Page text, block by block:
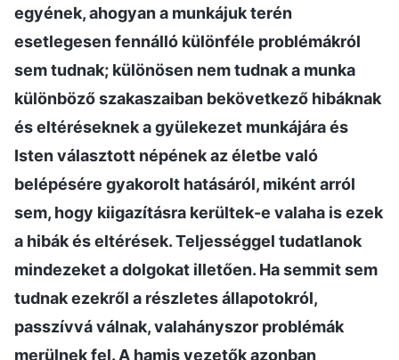
egyének, ahogyan a munkájuk terén
esetlegesen fennálló különféle problémákról
sem tudnak; különösen nem tudnak a munka
különböző szakaszaiban bekövetkező hibáknak
és eltéréseknek a gyülekezet munkájára és
Isten választott népének az életbe való
belépésére gyakorolt hatásáról, miként arról
sem, hogy kiigazításra kerültek-e valaha is ezek
a hibák és eltérések. Teljességgel tudatlanok
mindezeket a dolgokat illetően. Ha semmit sem
tudnak ezekről a részletes állapotokról,
passzívvá válnak, valahányszor problémák
merülnek fel. A hamis vezetők azonban